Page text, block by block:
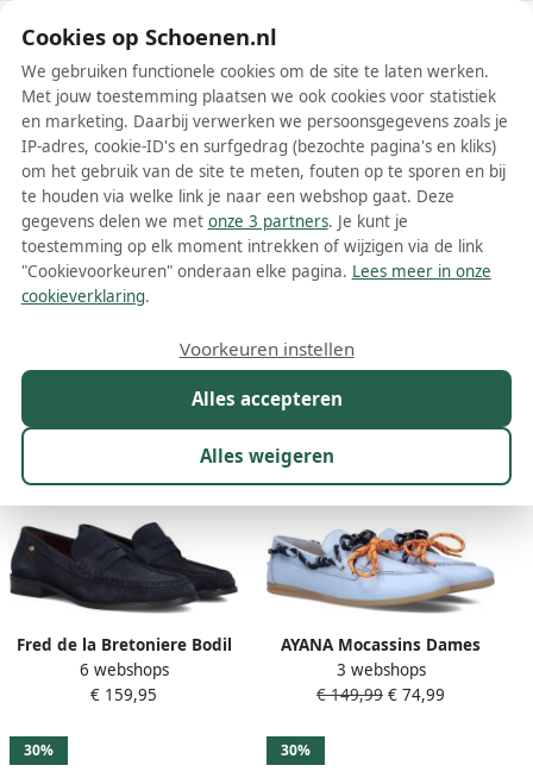
Schoenen.nl
Wis filters Alle filters
Blauwe dames instappers
Blauwe dames instappers zijn de perfecte schoenen voor vrouwen
die op zoek zijn naar comfort, gemak en stijl. Deze veelzijdige
passen bij vrijwel elke outfit. Er is een breed scala aan blauwe
instappers beschikbaar, variërend van klassieke loafer-stijlen tot
moderne en sportievere ontwerpen. Hierdoor is het gemakkelijk
om de perfecte blauwe instapper te vinden die past bij jouw
persoonlijke stijl en behoeften.
Model Kleur
Fred de la Bretoniere Bodil
Beau Loafers Dames
Instappers Blauw
6 webshops
€ 159,95
50%
AYANA Mocassins Dames
Ay1000 Maat: 38 Materiaal:
Leer Kleur: Blauw
3 webshops
€ 149,99 € 74,99
30% 30%
Cookies op Schoenen.nl
We gebruiken functionele cookies om de site te laten werken.
Met jouw toestemming plaatsen we ook cookies voor statistiek
en marketing. Daarbij verwerken we persoonsgegevens zoals je
IP-adres, cookie-ID's en surfgedrag (bezochte pagina's en kliks)
om het gebruik van de site te meten, fouten op te sporen en bij
te houden via welke link je naar een webshop gaat. Deze
gegevens delen we met onze 3 partners. Je kunt je
toestemming op elk moment intrekken of wijzigen via de link
"Cookievoorkeuren" onderaan elke pagina. Lees meer in onze
cookieverklaring.
Alles accepteren
Alles weigeren
Voorkeuren instellen